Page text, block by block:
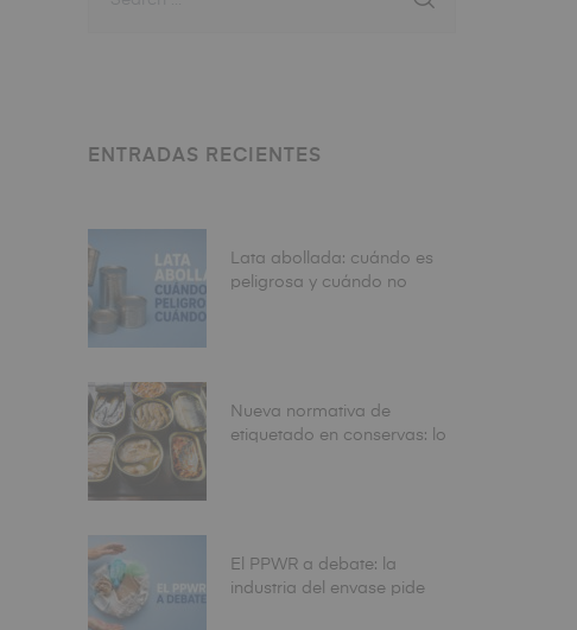
ENTRADAS RECIENTES
Lata abollada: cuándo es
peligrosa y cuándo no
Nueva normativa de
etiquetado en conservas: lo
El PPWR a debate: la
industria del envase pide